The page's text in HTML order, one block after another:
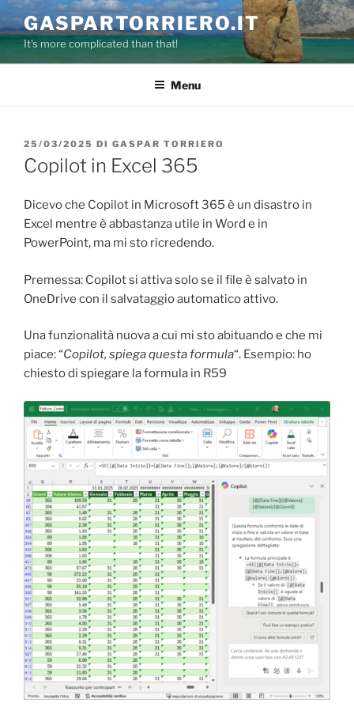
Salta
al
contenuto
GASPARTORRIERO.IT
It's more complicated than that!
Menu
PUBBLICATO
IL
25/03/2025 DI GASPAR TORRIERO
Copilot in Excel 365
Dicevo che Copilot in Microsoft 365 è un disastro in
Excel mentre è abbastanza utile in Word e in
PowerPoint, ma mi sto ricredendo.
Premessa: Copilot si attiva solo se il file è salvato in
OneDrive con il salvataggio automatico attivo.
Una funzionalità nuova a cui mi sto abituando e che mi
piace: “Copilot, spiega questa formula“. Esempio: ho
chiesto di spiegare la formula in R59